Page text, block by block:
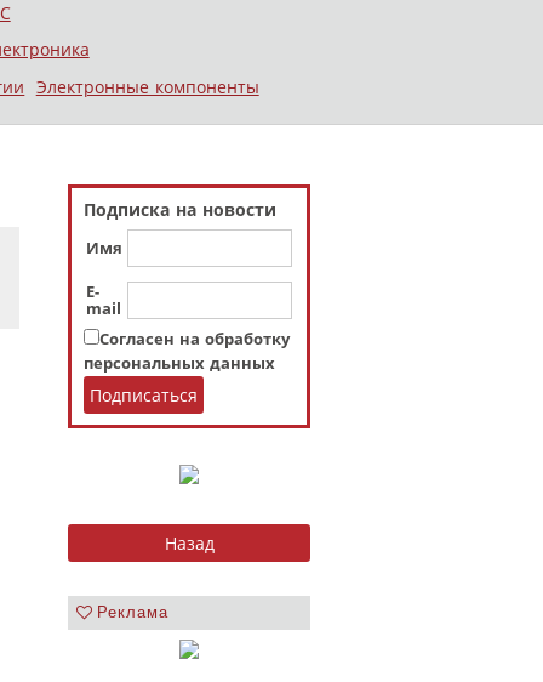
Электронные компоненты
Подписка на новости
Имя
E-
mail
Согласен на обработку
персональных данных
Реклама